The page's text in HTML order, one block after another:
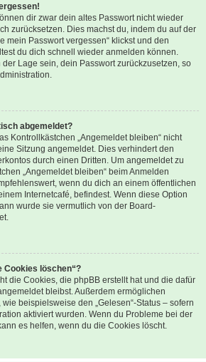
dir zwar dein altes Passwort nicht wieder
zurücksetzen. Dies machst du, indem du auf der
mein Passwort vergessen“ klickst und den
du dich schnell wieder anmelden können.
Lage sein, dein Passwort zurückzusetzen, so
abgemeldet?
Kontrollkästchen „Angemeldet bleiben“ nicht
Sitzung angemeldet. Dies verhindert den
durch einen Dritten. Um angemeldet zu
„Angemeldet bleiben“ beim Anmelden
wenn du dich an einem öffentlichen
Internetcafé, befindest. Wenn diese Option
wurde sie vermutlich von der Board-
Cookies löschen“?
die Cookies, die phpBB erstellt hat und die dafür
bleibst. Außerdem ermöglichen
beispielsweise den „Gelesen“-Status – sofern
aktiviert wurden. Wenn du Probleme bei der
es helfen, wenn du die Cookies löscht.